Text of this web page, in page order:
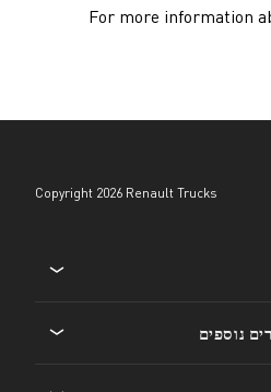
For more information
copyright 2026 Renault Trucks